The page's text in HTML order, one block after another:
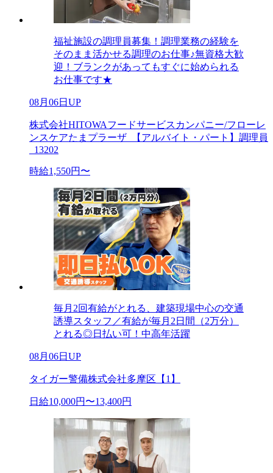
福祉施設の調理員募集！調理業務の経験を
そのまま活かせる調理のお仕事♪無資格大歓
迎！ブランクがあってもすぐに始められる
お仕事です★
08月06日UP
株式会社HITOWAフードサービスカンパニー/フローレ
ンスケアたまプラーザ_【アルバイト・パート】調理員
_13202
時給1,550円〜
毎月2回有給がとれる、建築現場中心の交通
誘導スタッフ／有給が毎月2日間（2万分）
とれる◎日払い可！中高年活躍
08月06日UP
タイガー警備株式会社多摩区【1】
日給10,000円〜13,400円